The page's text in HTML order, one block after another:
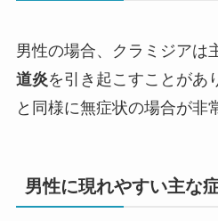
男性の場合、クラミジアは
道炎を引き起こすことがあ
と同様に無症状の場合が非
男性に現れやすい主な